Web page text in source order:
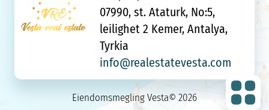
07990, st. Ataturk, No:5,
leilighet 2 Kemer, Antalya,
Tyrkia
info@realestatevesta.com
Eiendomsmegling Vesta© 2026